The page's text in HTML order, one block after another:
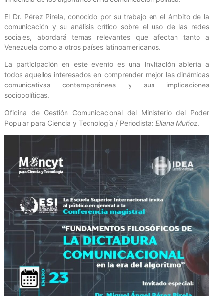
El Dr. Pérez Pirela, conocido por su trabajo en el ámbito de la
comunicación y su análisis crítico sobre el uso de las redes
sociales, abordará temas relevantes que afectan tanto a
Venezuela como a otros países latinoamericanos.
La participación en este evento es una invitación abierta a
todos aquellos interesados en comprender mejor las dinámicas
comunicativas contemporáneas y sus implicaciones
sociopolíticas.
Oficina de Gestión Comunicacional del Ministerio del Poder
Popular para Ciencia y Tecnología / Periodista: Eliana Muñoz.